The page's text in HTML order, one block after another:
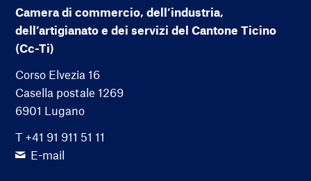
Camera di commercio, dell’industria,
dell’artigianato e dei servizi del Cantone Ticino
(Cc-Ti)
Corso Elvezia 16
Casella postale 1269
6901 Lugano
T +41 91 911 51 11
E-mail